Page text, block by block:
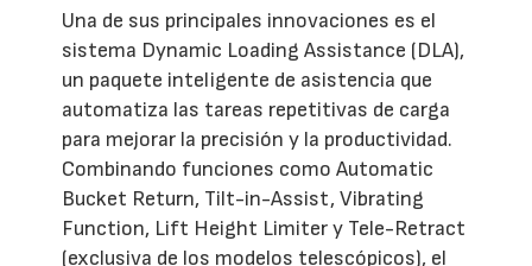
Una de sus principales innovaciones es el
sistema Dynamic Loading Assistance (DLA),
un paquete inteligente de asistencia que
automatiza las tareas repetitivas de carga
para mejorar la precisión y la productividad.
Combinando funciones como Automatic
Bucket Return, Tilt-in-Assist, Vibrating
Function, Lift Height Limiter y Tele-Retract
(exclusiva de los modelos telescópicos), el